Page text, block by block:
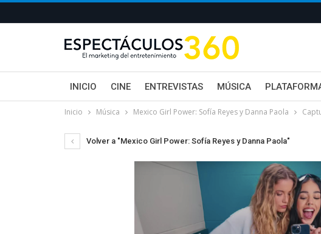
INICIO CINE ENTREVISTAS MÚSICA
Inicio Música Mexico Girl Power: Sofía Reyes y Danna Paola
Volver a "Mexico Girl Power: Sofía Reyes y Danna Paola"